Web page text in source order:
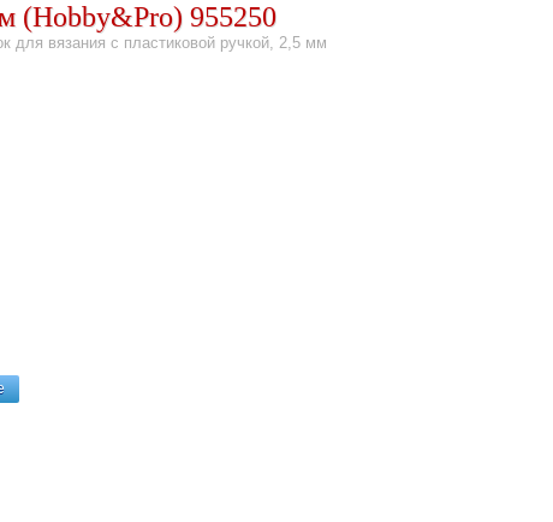
(Hobby&Pro) 955250
для вязания с пластиковой ручкой, 2,5 мм